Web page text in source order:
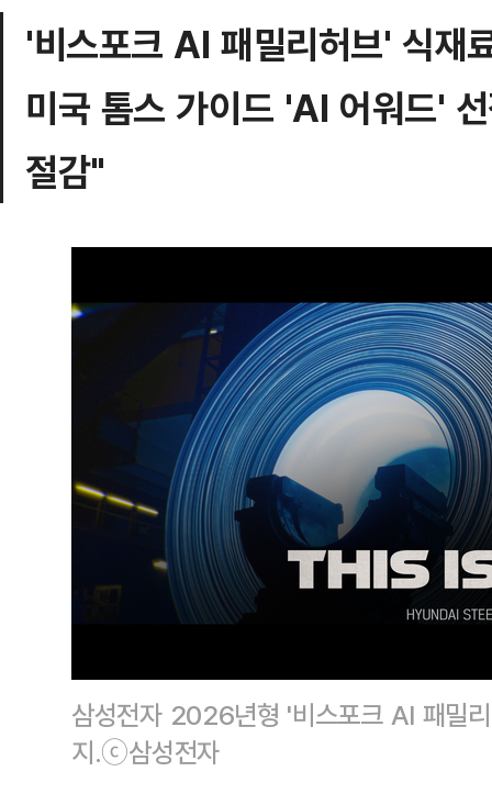
'비스포크 AI 패밀리허브' 식재
미국 톰스 가이드 'AI 어워드'
절감"
삼성전자 2026년형 '비스포크 AI 패밀
지.ⓒ삼성전자